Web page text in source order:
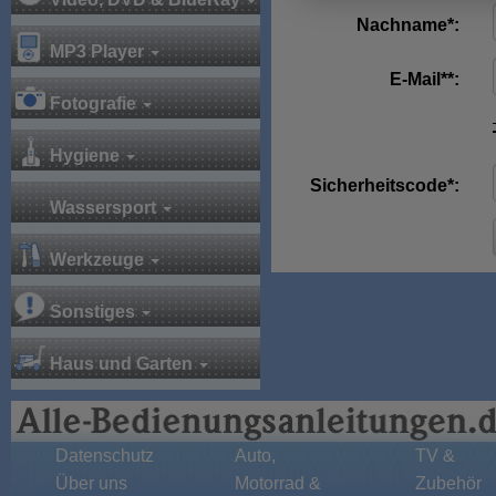
MP3 Player
Fotografie
Hygiene
Wassersport
Werkzeuge
Sonstiges
Haus und Garten
Nachname*:
E-Mail**:
Sicherheitscode*:
Datenschutz
Über uns
Auto,
Motorrad &
TV &
Zubehör